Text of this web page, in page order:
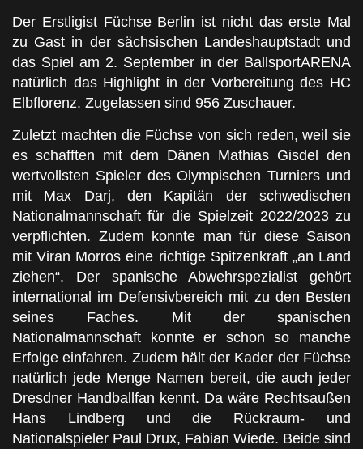
Der Erstligist Füchse Berlin ist nicht das erste Mal
zu Gast in der sächsischen Landeshauptstadt und
das Spiel am 2. September in der BallsportARENA
natürlich das Highlight in der Vorbereitung des HC
Elbflorenz. Zugelassen sind 956 Zuschauer.
Zuletzt machten die Füchse von sich reden, weil sie
es schafften mit dem Dänen Mathias Gisdel den
wertvollsten Spieler des Olympischen Turniers und
mit Max Darj, den Kapitän der schwedischen
Nationalmannschaft für die Spielzeit 2022/2023 zu
verpflichten. Zudem konnte man für diese Saison
mit Viran Morros eine richtige Spitzenkraft „an Land
ziehen“. Der spanische Abwehrspezialist gehört
international im Defensivbereich mit zu den Besten
seines Faches. Mit der spanischen
Nationalmannschaft konnte er schon so manche
Erfolge einfahren. Zudem hält der Kader der Füchse
natürlich jede Menge Namen bereit, die auch jeder
Dresdner Handballfan kennt. Da wäre Rechtsaußen
Hans Lindberg und die Rückraum- und
Nationalspieler Paul Drux, Fabian Wiede. Beide sind